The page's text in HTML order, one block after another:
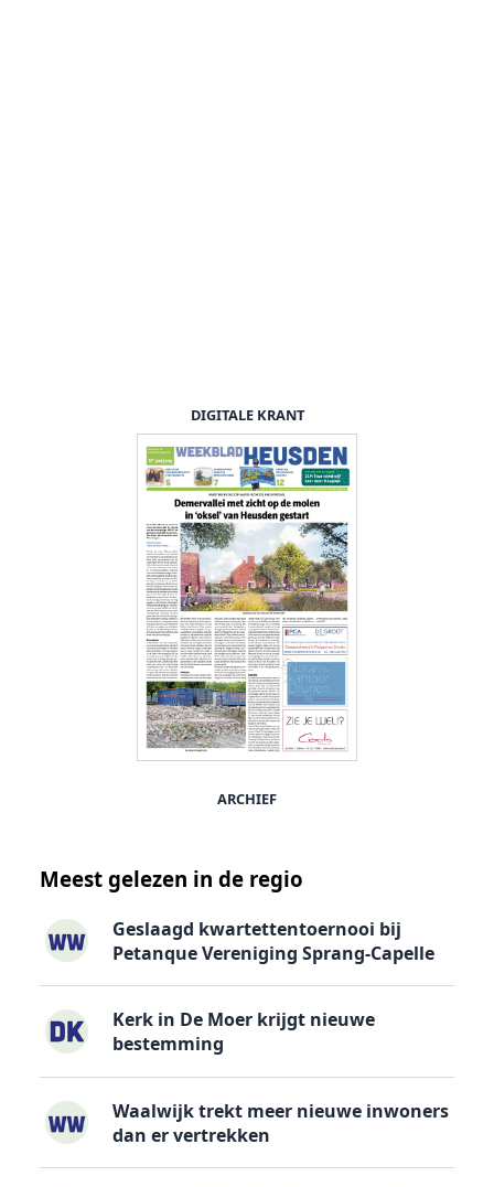
DIGITALE KRANT
ARCHIEF
Meest gelezen in de regio
Geslaagd kwartettentoernooi bij
Petanque Vereniging Sprang-Capelle
Kerk in De Moer krijgt nieuwe
bestemming
Waalwijk trekt meer nieuwe inwoners
dan er vertrekken